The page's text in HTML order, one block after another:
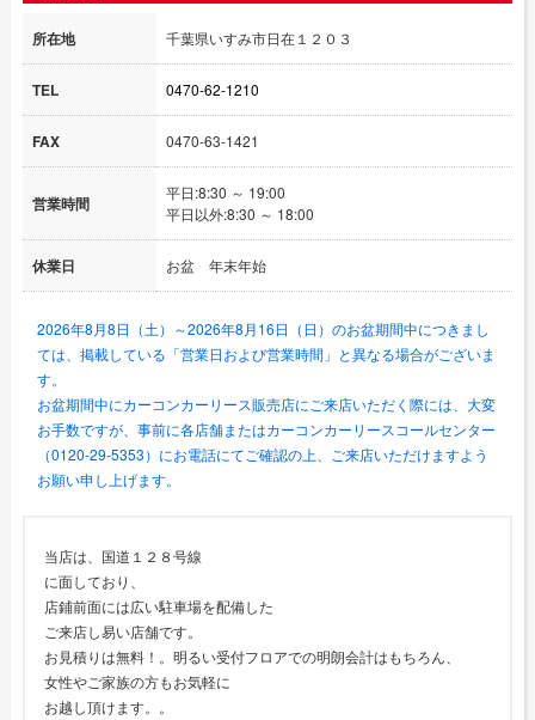
所在地 千葉県いすみ市日在１２０３
TEL 0470-62-1210
FAX 0470-63-1421
営業時間
平日:8:30 ～ 19:00
平日以外:8:30 ～ 18:00
休業日 お盆 年末年始
2026年8月8日（土）～2026年8月16日（日）のお盆期間中につきまし
ては、掲載している「営業日および営業時間」と異なる場合がございま
す。
お盆期間中にカーコンカーリース販売店にご来店いただく際には、大変
お手数ですが、事前に各店舗またはカーコンカーリースコールセンター
（0120-29-5353）にお電話にてご確認の上、ご来店いただけますよう
お願い申し上げます。
当店は、国道１２８号線
に面しており、
店鋪前面には広い駐車場を配備した
ご来店し易い店舗です。
お見積りは無料！。明るい受付フロアでの明朗会計はもちろん、
女性やご家族の方もお気軽に
お越し頂けます。。